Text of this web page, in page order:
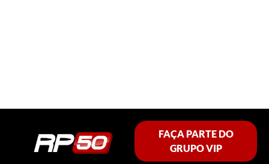
FAÇA PARTE DO
GRUPO VIP